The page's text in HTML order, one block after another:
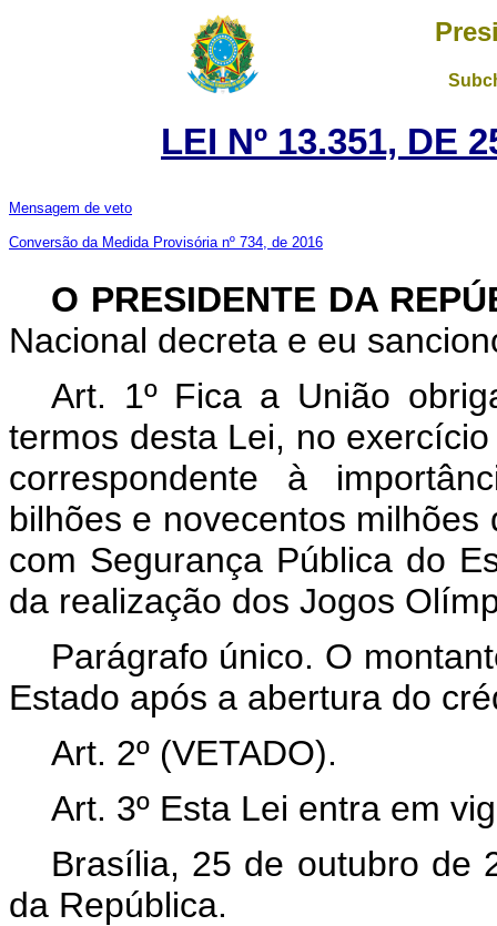
LEI Nº 13.351, DE
Mensagem de veto
Conversão da Medida Provisória nº 734, de 2016
O PRESIDENTE DA
Nacional decreta e eu
Art. 1º Fica a União
termos desta Lei, no
correspondente à
bilhões e novecentos
com Segurança Pública do
da realização dos Jogos
Parágrafo único. O
Estado após a abertura do
Art. 2º (VETADO).
Art. 3º Esta Lei entra em
Brasília, 25 de outubro de
da República.